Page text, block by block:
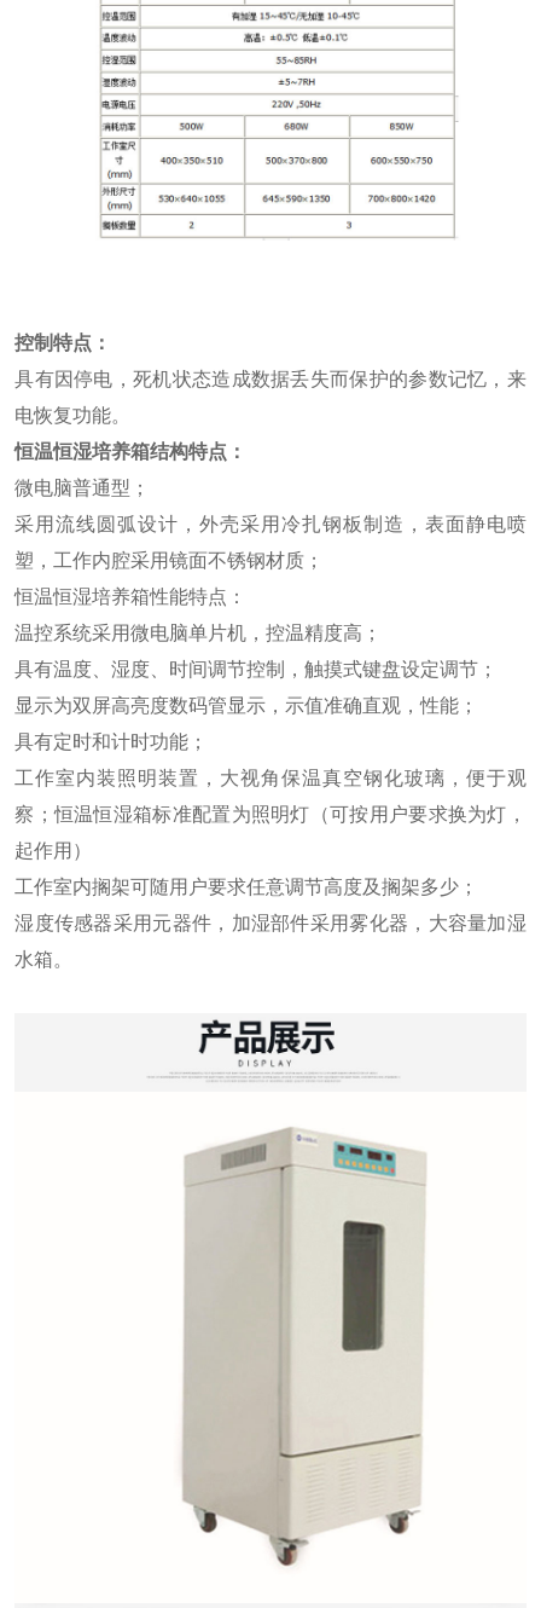
控制特点：
具有因停电，死机状态造成数据丢失而保护的参数记忆，来
电恢复功能。
恒温恒湿培养箱结构特点：
微电脑普通型；
采用流线圆弧设计，外壳采用冷扎钢板制造，表面静电喷
塑，工作内腔采用镜面不锈钢材质；
恒温恒湿培养箱性能特点：
温控系统采用微电脑单片机，控温精度高；
具有温度、湿度、时间调节控制，触摸式键盘设定调节；
显示为双屏高亮度数码管显示，示值准确直观，性能；
具有定时和计时功能；
工作室内装照明装置，大视角保温真空钢化玻璃，便于观
察；恒温恒湿箱标准配置为照明灯（可按用户要求换为灯，
起作用）
工作室内搁架可随用户要求任意调节高度及搁架多少；
湿度传感器采用元器件，加湿部件采用雾化器，大容量加湿
水箱。